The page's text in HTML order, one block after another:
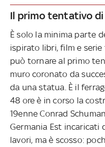
Il primo tentativo
È solo la minima parte
ispirato libri, film e serie
può tornare al primo
muro coronato da
da una statua. È il
48 ore è in corso la
19enne Conrad
Germania Est incaricati
lavori, ma è scosso: